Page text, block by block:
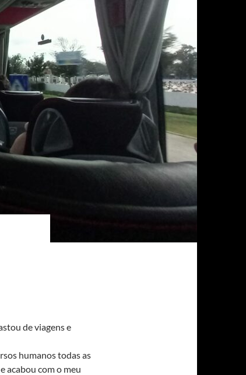
de viagens e
humanos todas as
acabou com o meu